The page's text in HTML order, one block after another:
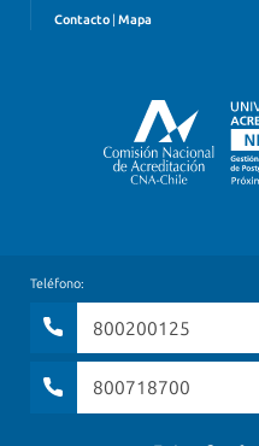
Contacto | Mapa
Teléfono:
800200125
800718700